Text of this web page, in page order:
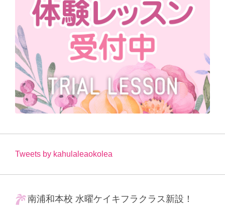
Tweets by kahulaleaokolea
南浦和本校 水曜ケイキフラクラス新設！